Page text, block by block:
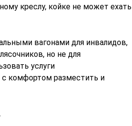
креслу, койке не может ехать
вагонами для инвалидов,
но не для
услуги
с комфортом разместить и